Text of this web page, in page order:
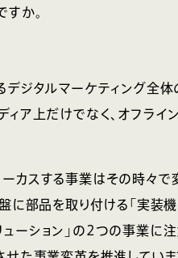
か。
ジタルマーケティング全体
ィア上だけでなく、オフラ
カスする事業はその時々で
に部品を取り付ける「実装機
ーション」の2つの事業に